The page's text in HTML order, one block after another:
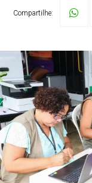
Compartilhe: